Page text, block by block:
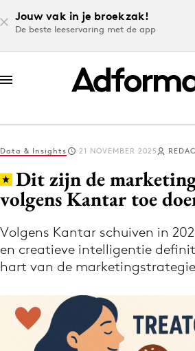
Jouw vak in je broekzak!
De beste leeservaring met de app
Log in
Volg het laatste nieuws
Nieuws app
Data & Insights 21 NOVEMBER 2025
Dit zijn de
volgens Kantar toe
Volgens Kantar schuiven in
en creatieve intelligentie
hart van de